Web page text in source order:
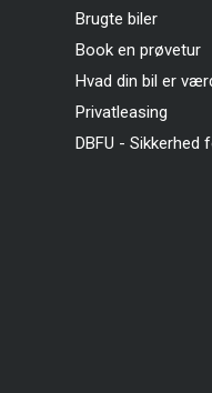
Brugte biler
Book en prøvetur
Hvad din bil er
Privatleasing
DBFU - Sikkerhed